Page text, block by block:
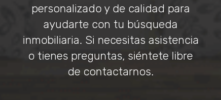
personalizado y de calidad para
ayudarte con tu búsqueda
inmobiliaria. Si necesitas asistencia
o tienes preguntas, siéntete libre
de contactarnos.